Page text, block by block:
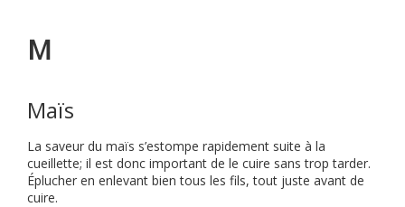
M
Maïs
La saveur du maïs s’estompe rapidement suite à la
cueillette; il est donc important de le cuire sans trop tarder.
Éplucher en enlevant bien tous les fils, tout juste avant de
cuire.